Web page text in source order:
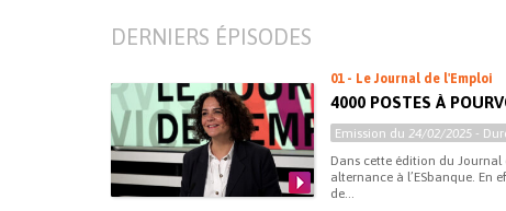
DERNIERS ÉPISODES
01 - Le Journal de l'Emploi
4000 POSTES À
Emission du24/02/2025 -
Dans cette édition du Journal
alternance à l’ESbanque. En
de...